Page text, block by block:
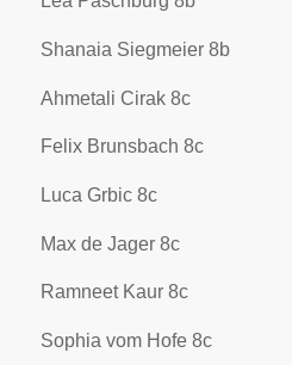
Shanaia Siegmeier 8b
Ahmetali Cirak 8c
Felix Brunsbach 8c
Luca Grbic 8c
Max de Jager 8c
Ramneet Kaur 8c
Sophia vom Hofe 8c